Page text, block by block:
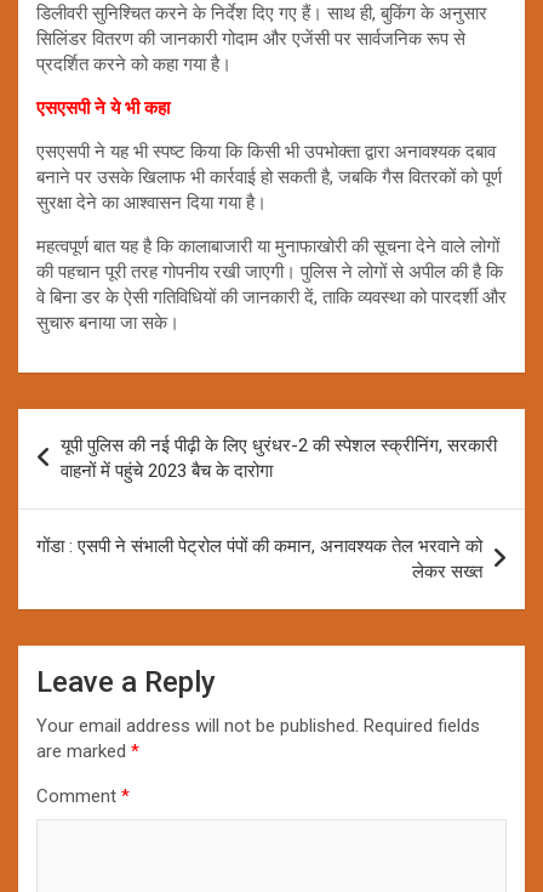
डिलीवरी सुनिश्चित करने के निर्देश दिए गए हैं। साथ ही, बुकिंग के अनुसार
सिलिंडर वितरण की जानकारी गोदाम और एजेंसी पर सार्वजनिक रूप से
प्रदर्शित करने को कहा गया है।
एसएसपी ने ये भी कहा
एसएसपी ने यह भी स्पष्ट किया कि किसी भी उपभोक्ता द्वारा अनावश्यक दबाव
बनाने पर उसके खिलाफ भी कार्रवाई हो सकती है, जबकि गैस वितरकों को पूर्ण
सुरक्षा देने का आश्वासन दिया गया है।
महत्वपूर्ण बात यह है कि कालाबाजारी या मुनाफाखोरी की सूचना देने वाले लोगों
की पहचान पूरी तरह गोपनीय रखी जाएगी। पुलिस ने लोगों से अपील की है कि
वे बिना डर के ऐसी गतिविधियों की जानकारी दें, ताकि व्यवस्था को पारदर्शी और
सुचारु बनाया जा सके।
navigation
यूपी पुलिस की नई पीढ़ी के लिए धुरंधर-2 की स्पेशल स्क्रीनिंग, सरकारी
वाहनों में पहुंचे 2023 बैच के दारोगा
गोंडा : एसपी ने संभाली पेट्रोल पंपों की कमान, अनावश्यक तेल भरवाने को
लेकर सख्त
Leave a Reply
Your email address will not be published. Required fields
are marked *
Comment *